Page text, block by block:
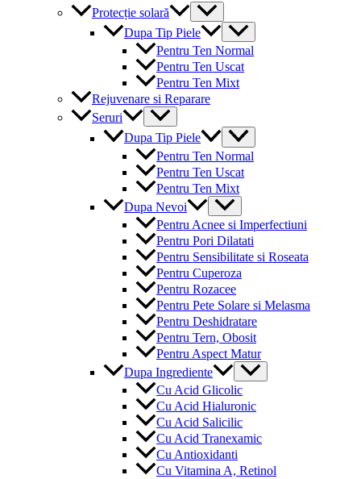
Protecție solară
Menu
Toggle
Dupa Tip Piele
Menu
Toggle
Pentru Ten Normal
Pentru Ten Uscat
Pentru Ten Mixt
Rejuvenare si Reparare
Seruri
Menu
Toggle
Dupa Tip Piele
Menu
Toggle
Pentru Ten Normal
Pentru Ten Uscat
Pentru Ten Mixt
Dupa Nevoi
Menu
Toggle
Pentru Acnee si Imperfectiuni
Pentru Pori Dilatati
Pentru Sensibilitate si Roseata
Pentru Cuperoza
Pentru Rozacee
Pentru Pete Solare si Melasma
Pentru Deshidratare
Pentru Tern, Obosit
Pentru Aspect Matur
Dupa Ingrediente
Menu
Toggle
Cu Acid Glicolic
Cu Acid Hialuronic
Cu Acid Salicilic
Cu Acid Tranexamic
Cu Antioxidanti
Cu Vitamina A, Retinol